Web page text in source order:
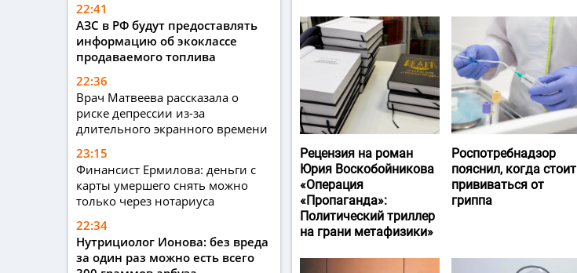
22:41
АЗС в РФ будут предоставлять
информацию об экоклассе
продаваемого топлива
22:36
Врач Матвеева рассказала о
риске депрессии из-за
длительного экранного времени
23:15
Финансист Ермилова: деньги с
карты умершего снять можно
только через нотариуса
22:34
Нутрициолог Ионова: без вреда
за один раз можно есть всего
Рецензия на роман
Юрия Воскобойникова
«Операция
«Пропаганда»:
Политический триллер
на грани метафизики»
Роспотребнадзор
пояснил, когда стоит
прививаться от
гриппа